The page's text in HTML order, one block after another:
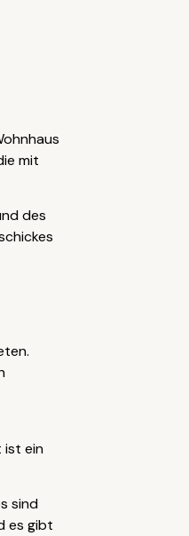
mit
des
ist ein
sind
es gibt